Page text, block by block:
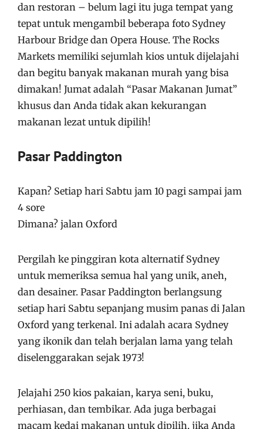
dan restoran – belum lagi itu juga tempat yang
tepat untuk mengambil beberapa foto Sydney
Harbour Bridge dan Opera House. The Rocks
Markets memiliki sejumlah kios untuk dijelajahi
dan begitu banyak makanan murah yang bisa
dimakan! Jumat adalah “Pasar Makanan Jumat”
khusus dan Anda tidak akan kekurangan
makanan lezat untuk dipilih!
Pasar Paddington
Kapan? Setiap hari Sabtu jam 10 pagi sampai jam
4 sore
Dimana? jalan Oxford
Pergilah ke pinggiran kota alternatif Sydney
untuk memeriksa semua hal yang unik, aneh,
dan desainer. Pasar Paddington berlangsung
setiap hari Sabtu sepanjang musim panas di Jalan
Oxford yang terkenal. Ini adalah acara Sydney
yang ikonik dan telah berjalan lama yang telah
diselenggarakan sejak 1973!
Jelajahi 250 kios pakaian, karya seni, buku,
perhiasan, dan tembikar. Ada juga berbagai
macam kedai makanan untuk dipilih, jika Anda